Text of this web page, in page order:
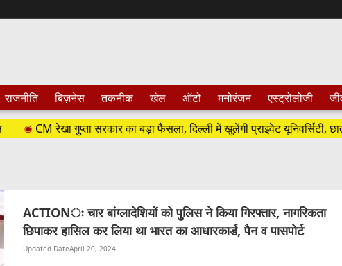
राजनीति बिज़नेस तकनीक खेल ऑटो मनोरंजन एस्ट्रोलोजी
CM रेखा गुप्ता सरकार का बड़ा फैसला, दिल्ली में खुलेंगी प्राइवेट यूनिवर्सिटी, छात्रों के
ACTIONः चार बांग्लादेशियों को पुलिस ने किया गिरफ्तार, नागरिकता
छिपाकर हासिल कर लिया था भारत का आधारकार्ड, पैन व पासपोर्ट
Updated DateApril 20, 2024